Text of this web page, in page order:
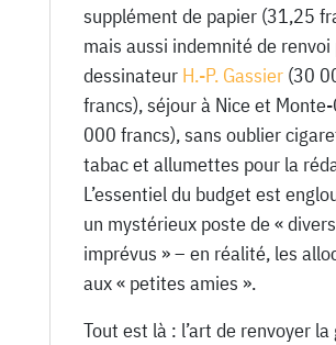
supplément de papier (31,25
mais aussi indemnité de renvoi
dessinateur H.-P. Gassier(30
francs), séjour à Nice et
000 francs), sans oublier
tabac et allumettes pour la
L’essentiel du budget est
un mystérieux poste de «
imprévus » – en réalité, les
aux « petites amies ».
Tout est là : l’art de renvoyer